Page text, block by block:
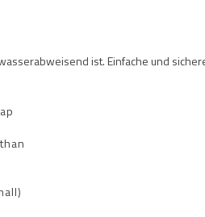
ist. Einfache und